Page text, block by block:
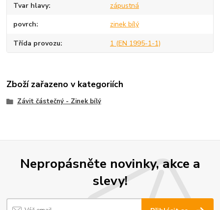
Tvar hlavy zápustná
povrch zinek bílý
Třída provozu 1 (EN 1995-1-1)
Zboží zařazeno v kategoriích
Závit částečný - Zinek bílý
Nepropásněte novinky, akce a
slevy!